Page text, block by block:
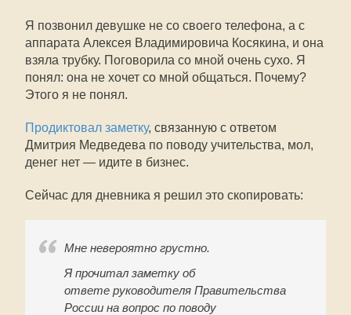
Я позвонил девушке не со своего телефона, а с
аппарата Алексея Владимировича Косякина, и она
взяла трубку. Поговорила со мной очень сухо. Я
понял: она не хочет со мной общаться. Почему?
Этого я не понял.
Продиктовал заметку, связанную с ответом
Дмитрия Медведева по поводу учительства, мол,
денег нет — идите в бизнес.
Сейчас для дневника я решил это скопировать:
Мне невероятно грустно.
Я прочитал заметку об
ответе руководителя Правительства
России на вопрос по поводу